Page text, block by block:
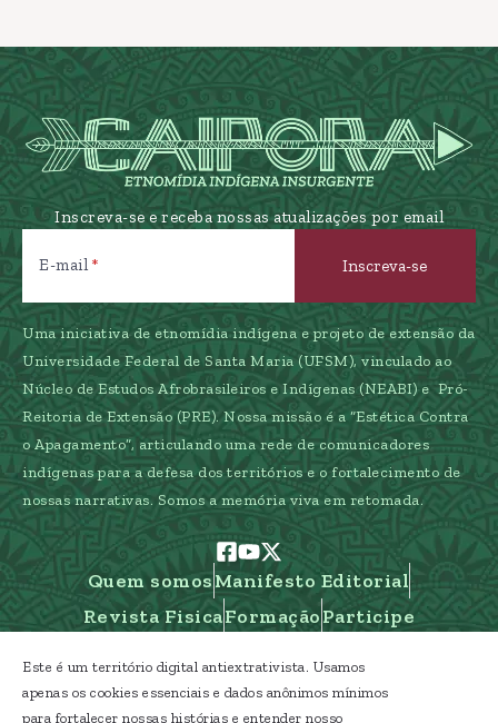
Quem somosManifesto Editorial
Revista FisicaFormaçãoParticipe
Inscreva-se e receba nossas atualizações por email
E-mail
Uma iniciativa de etnomídia indígena e projeto de extensão da
Universidade Federal de Santa Maria (UFSM), vinculado ao
Núcleo de Estudos Afrobrasileiros e Indígenas (NEABI) e Pró-
Reitoria de Extensão (PRE). Nossa missão é a “Estética Contra
o Apagamento”, articulando uma rede de comunicadores
indígenas para a defesa dos territórios e o fortalecimento de
nossas narrativas. Somos a memória viva em retomada.
Este é um território digital antiextrativista. Usamos
apenas os cookies essenciais e dados anônimos mínimos
para fortalecer nossas histórias e entender nosso